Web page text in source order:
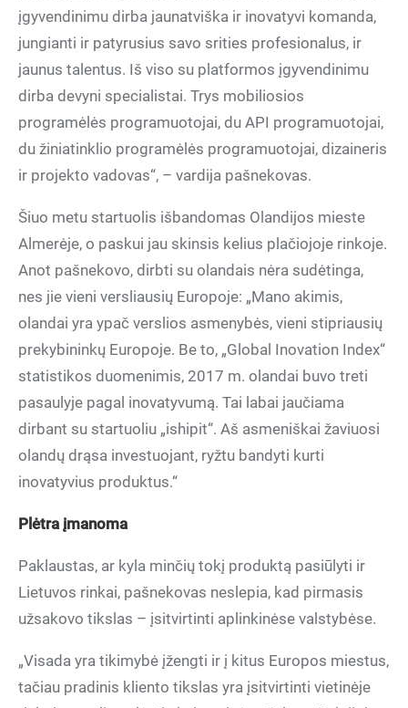
įgyvendinimu dirba jaunatviška ir inovatyvi komanda,
jungianti ir patyrusius savo srities profesionalus, ir
jaunus talentus. Iš viso su platformos įgyvendinimu
dirba devyni specialistai. Trys mobiliosios
programėlės programuotojai, du API programuotojai,
du žiniatinklio programėlės programuotojai, dizaineris
ir projekto vadovas“, – vardija pašnekovas.
Šiuo metu startuolis išbandomas Olandijos mieste
Almerėje, o paskui jau skinsis kelius plačiojoje rinkoje.
Anot pašnekovo, dirbti su olandais nėra sudėtinga,
nes jie vieni versliausių Europoje: „Mano akimis,
olandai yra ypač verslios asmenybės, vieni stipriausių
prekybininkų Europoje. Be to, „Global Inovation Index“
statistikos duomenimis, 2017 m. olandai buvo treti
pasaulyje pagal inovatyvumą. Tai labai jaučiama
dirbant su startuoliu „ishipit“. Aš asmeniškai žaviuosi
olandų drąsa investuojant, ryžtu bandyti kurti
inovatyvius produktus.“
Plėtra įmanoma
Paklaustas, ar kyla minčių tokį produktą pasiūlyti ir
Lietuvos rinkai, pašnekovas neslepia, kad pirmasis
užsakovo tikslas – įsitvirtinti aplinkinėse valstybėse.
„Visada yra tikimybė įžengti ir į kitus Europos miestus,
tačiau pradinis kliento tikslas yra įsitvirtinti vietinėje